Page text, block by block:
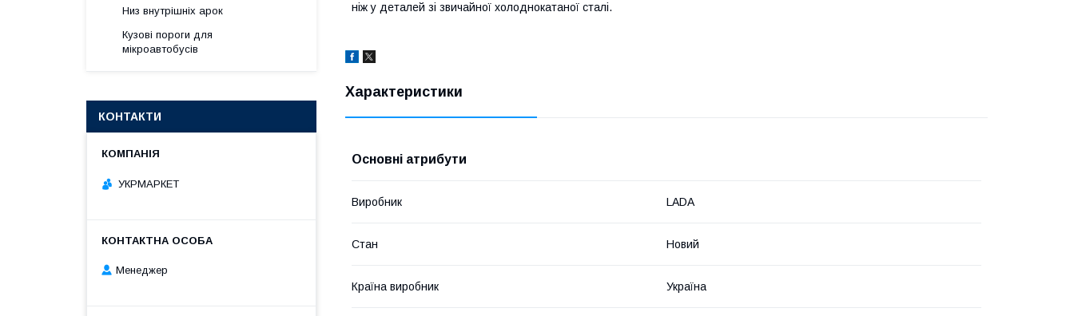
ніж у деталей зі звичайної холоднокатаної сталі.
Характеристики
Основні атрибути
Виробник LADA
Стан Новий
Країна виробник Україна
Низ внутрішніх арок
Кузові пороги для
мікроавтобусів
КОНТАКТИ
УКРМАРКЕТ
Менеджер